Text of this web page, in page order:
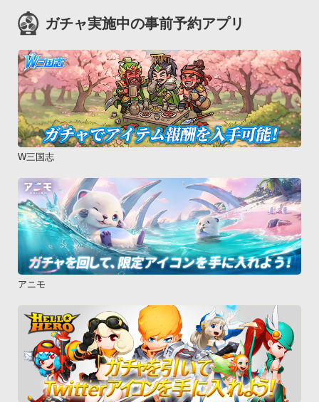
ガチャ実施中の事前予約アプリ
W三国志
アニモ